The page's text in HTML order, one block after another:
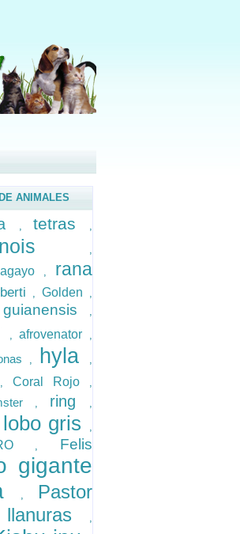
ANIMALES
,tetras ,
,
, rana
, Golden ,
,
,afrovenator ,
, hyla ,
, Coral Rojo ,
, ring ,
lobo gris ,
, Felis
gigante
,
Pastor
,